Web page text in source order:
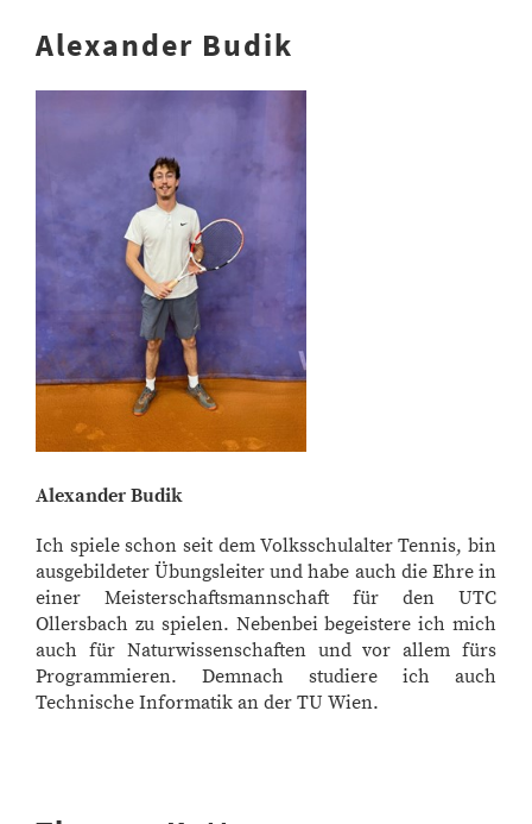
Alexander Budik
Alexander Budik
Ich spiele schon seit dem Volksschulalter Tennis, bin
ausgebildeter Übungsleiter und habe auch die Ehre in
einer Meisterschaftsmannschaft für den UTC
Ollersbach zu spielen. Nebenbei begeistere ich mich
auch für Naturwissenschaften und vor allem fürs
Programmieren. Demnach studiere ich auch
Technische Informatik an der TU Wien.